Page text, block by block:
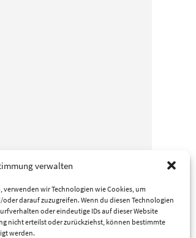
verwalten
verwenden wir Technologien wie Cookies, um
darauf zuzugreifen. Wenn du diesen Technologien
oder eindeutige IDs auf dieser Website
nicht erteilst oder zurückziehst, können bestimmte
werden.